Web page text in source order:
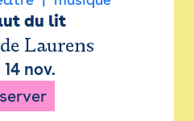
du lit
Laurens
14 nov.